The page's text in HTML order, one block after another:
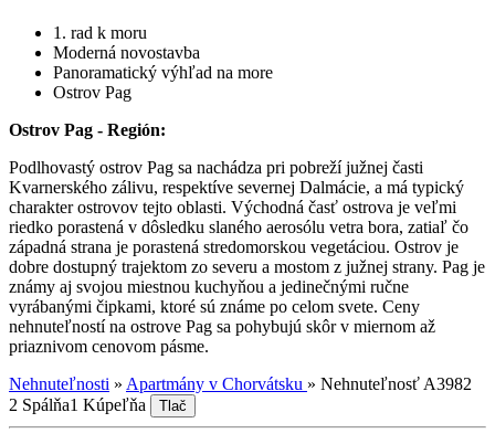
1. rad k moru
Moderná novostavba
Panoramatický výhľad na more
Ostrov Pag
Ostrov Pag - Región:
Podlhovastý ostrov Pag sa nachádza pri pobreží južnej časti
Kvarnerského zálivu, respektíve severnej Dalmácie, a má typický
charakter ostrovov tejto oblasti. Východná časť ostrova je veľmi
riedko porastená v dôsledku slaného aerosólu vetra bora, zatiaľ čo
západná strana je porastená stredomorskou vegetáciou. Ostrov je
dobre dostupný trajektom zo severu a mostom z južnej strany. Pag je
známy aj svojou miestnou kuchyňou a jedinečnými ručne
vyrábanými čipkami, ktoré sú známe po celom svete. Ceny
nehnuteľností na ostrove Pag sa pohybujú skôr v miernom až
priaznivom cenovom pásme.
Nehnuteľnosti » Apartmány v Chorvátsku » Nehnuteľnosť A3982
2 Spálňa1 Kúpeľňa Tlač